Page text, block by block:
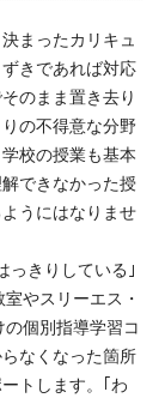
まったカリキュ
きであれば対応
のまま置き去り
の不得意な分野
校の授業も基本
できなかった授
うにはなりませ
っきりしている｣
やスリーエス・
個別指導学習コ
なくなった箇所
トします。｢わ